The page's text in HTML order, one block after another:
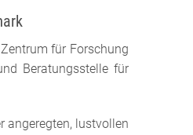
für Forschung
Beratungsstelle für
angeregten, lustvollen